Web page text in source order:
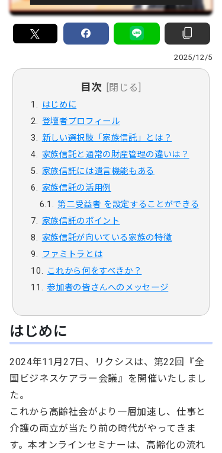
2025/12/5
目次 [閉じる]
はじめに
登壇者プロフィール
新しい選択肢「家族信託」とは？
家族信託と通常の財産管理の違いは？
家族信託には遺言機能もある
家族信託の活用例
第二受益者 を設定することができる
家族信託のポイント
家族信託が向いている家族の特徴
ファミトラとは
これから何をすべきか？
参加者の皆さんへのメッセージ
はじめに
2024年11月27日、リクシスは、第22回『全
国ビジネスケアラー会議』を開催いたしまし
た。
これから高齢社会がより一層加速し、仕事と
介護の両立が当たり前の時代がやってきま
す。本オンラインセミナーは、高齢化の流れ